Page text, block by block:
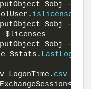
$obj -
islicensed
$licenses
$obj -
$stats.
LogonTime. csv
<